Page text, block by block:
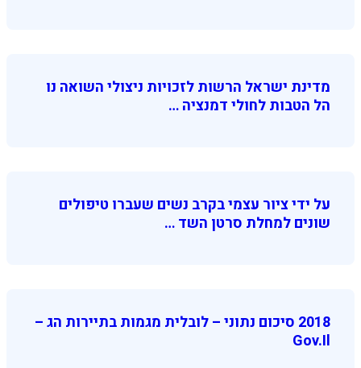
מדינת ישראל הרשות לזכויות ניצולי השואה נו
הל הטבות לחולי דמנציה …
על ידי ציור עצמי בקרב נשים שעברו טיפולים
שונים למחלת סרטן השד …
2018 סיכום נתוני – לובלית מגמות בתיירות הג –
Gov.il